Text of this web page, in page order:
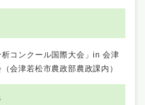
コンクール国際大会」in 会津
会津若松市農政部農政課内）